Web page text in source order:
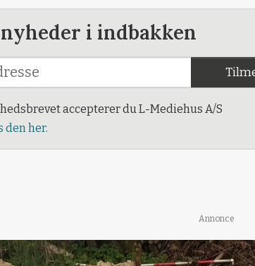
i indbakken
accepterer du L-Mediehus A/S
den her.
Annonce